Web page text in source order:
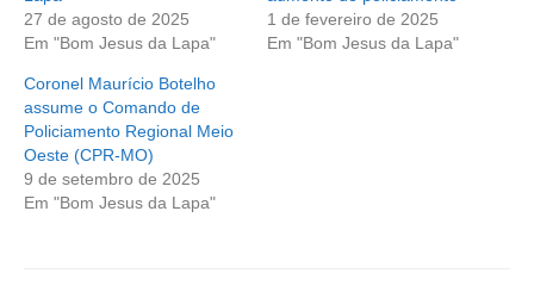
27 de agosto de 2025
Em "Bom Jesus da Lapa"
1 de fevereiro de 2025
Em "Bom Jesus da Lapa"
Coronel Maurício Botelho
assume o Comando de
Policiamento Regional Meio
Oeste (CPR-MO)
9 de setembro de 2025
Em "Bom Jesus da Lapa"